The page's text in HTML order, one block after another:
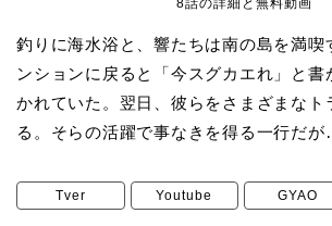
8話の詳細と無料動画
釣りに海水浴と、響たちは南の島を満喫
ンションに戻ると「今スグカエれ」と書
かれていた。翌日、彼らをさまざまなト
る。そらの活躍で事なきを得る一行だが
Tver Youtube GYAO